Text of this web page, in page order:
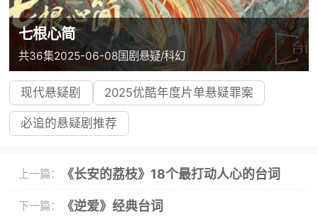
七根心简
共36集2025-06-08国剧悬疑/科幻
现代悬疑剧 2025优酷年度片单悬疑罪案
必追的悬疑剧推荐
上一篇： 《长安的荔枝》18个最打动人心的台词
下一篇： 《逆爱》经典台词